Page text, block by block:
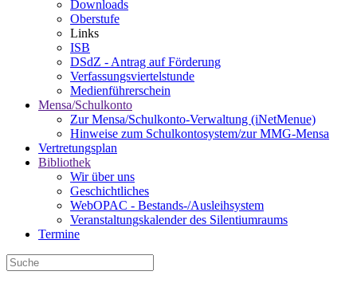
Downloads
Oberstufe
Links
ISB
DSdZ - Antrag auf Förderung
Verfassungsviertelstunde
Medienführerschein
Mensa/Schulkonto
Zur Mensa/Schulkonto-Verwaltung (iNetMenue)
Hinweise zum Schulkontosystem/zur MMG-Mensa
Vertretungsplan
Bibliothek
Wir über uns
Geschichtliches
WebOPAC - Bestands-/Ausleihsystem
Veranstaltungskalender des Silentiumraums
Termine